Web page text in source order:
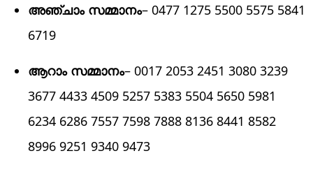
അഞ്ചാം സമ്മാനം– 0477 1275 5500 5575 5841
6719
ആറാം സമ്മാനം– 0017 2053 2451 3080 3239
3677 4433 4509 5257 5383 5504 5650 5981
6234 6286 7557 7598 7888 8136 8441 8582
8996 9251 9340 9473